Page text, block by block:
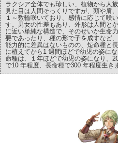
ラクシア全体でも珍しい、植物から人
見た目は人間そっくりですが、頭や肩
１～数輪咲いており、感情に応じて咲
す。男女の性差もあり、外形は人間と
に近い単純な構造で、そのせいか生命
要であったり、種の形で子を成すなど
能力的に差異はないものの、短命種と
に植えてから1 週間ほどで幼児の姿に
命種は、１年ほどで幼児の姿になり、
で10 年程度、長命種で300 年程度生き